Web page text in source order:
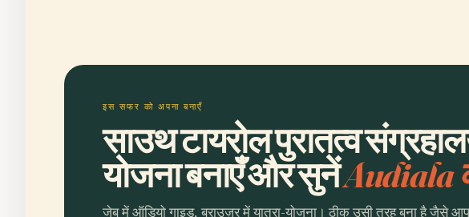
इस सफर को अपना बनाएँ
साउथ टायरोल पुरातत्व
योजना बनाएँ और सुनेंAudiala
जेब में ऑडियो गाइड, ब्राउज़र में यात्रा-योजना। ठीक उसी तरह बना है जैसे आप